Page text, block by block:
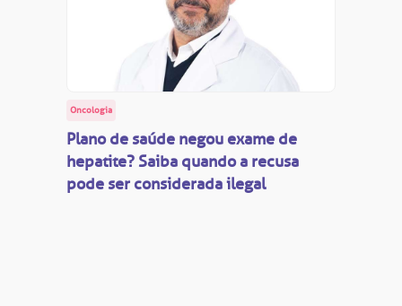
Oncologia
Plano de saúde negou exame de
hepatite? Saiba quando a recusa
pode ser considerada ilegal